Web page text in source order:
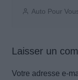
Auto Pour
Laisser un
Votre adresse e-